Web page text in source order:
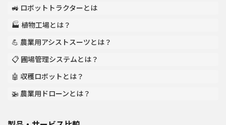
🚜 ロボットトラクターとは
🏭 植物工場とは？
💪 農業用アシストスーツとは？
📋 圃場管理システムとは？
🤖 収穫ロボットとは？
🚁 農業用ドローンとは？